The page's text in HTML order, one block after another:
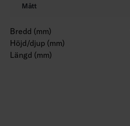
Mått
Bredd (mm)
Höjd/djup (mm)
Längd (mm)